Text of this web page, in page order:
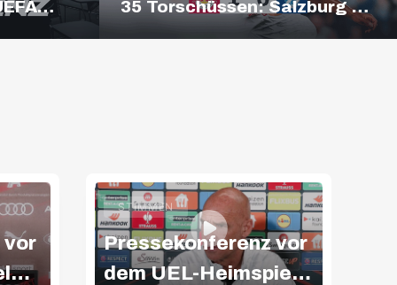
35 Torschüssen: Salzburg –
Hartberg | Highlights |
vor
STIMMEN
Pressekonferenz vor
dem UEL-Heimspiel